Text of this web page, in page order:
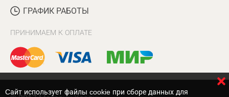
ГРАФИК РАБОТЫ
ПРИНИМАЕМ К ОПЛАТЕ
Cайт использует файлы cookie при сборе данных для